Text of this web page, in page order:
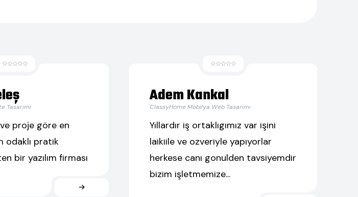
Tasarımı
proje göre en
odaklı pratik
bir yazılım firması
Adem Kankal
ClassyHome Mobilya Web Tasarımı
Yıllardır iş ortaklıgımız var işini
laikiile ve ozveriyle yapıyorlar
herkese canı gonulden tavsiyemdir
bizim işletmemize...